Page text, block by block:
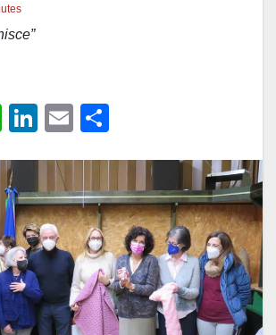
W
at
s
A
p
p
Li
e
dI
n
E
n
di
vi
di